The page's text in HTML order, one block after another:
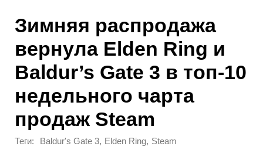
Зимняя распродажа
вернула Elden Ring и
Baldur’s Gate 3 в топ-10
недельного чарта
продаж Steam
Теги: Baldur's Gate 3, Elden Ring, Steam